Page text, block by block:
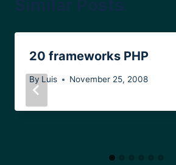
20 frameworks PHP
By Luis November 25, 2008